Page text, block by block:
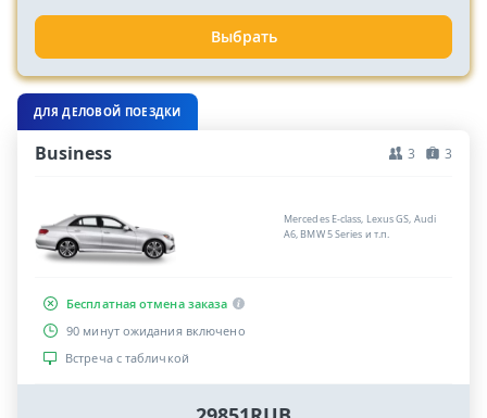
Выбрать
ДЛЯ ДЕЛОВОЙ ПОЕЗДКИ
Business 3 3
Mercedes E-class, Lexus GS, Audi
A6, BMW 5 Series и т.п.
Бесплатная отмена заказа
90 минут ожидания включено
Встреча с табличкой